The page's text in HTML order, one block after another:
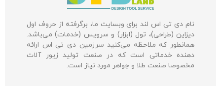
نام دی تی اس لند برای وبسایت ما، برگرفته از حروف اول
دیزاین (طراحی)، تول (ابزار) و سرویس (خدمات) می‌باشد.
همانطور که ملاحظه می‌کنید سرزمین دی تی اس ارائه
دهنده خدماتی است که در صنعت تولید زیور آلات
مخصوصا صنعت طلا و جواهر مورد نیاز است.